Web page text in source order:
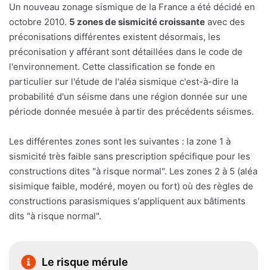
Un nouveau zonage sismique de la France a été décidé en
octobre 2010. 5 zones de sismicité croissante avec des
préconisations différentes existent désormais, les
préconisation y afférant sont détaillées dans le code de
l'environnement. Cette classification se fonde en
particulier sur l'étude de l'aléa sismique c'est-à-dire la
probabilité d'un séisme dans une région donnée sur une
période donnée mesuée à partir des précédents séismes.
Les différentes zones sont les suivantes : la zone 1 à
sismicité très faible sans prescription spécifique pour les
constructions dites "à risque normal". Les zones 2 à 5 (aléa
sisimique faible, modéré, moyen ou fort) où des règles de
constructions parasismiques s'appliquent aux bâtiments
dits "à risque normal".
Le risque mérule